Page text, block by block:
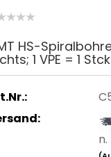
HS-
1 VPE = 1 Stck